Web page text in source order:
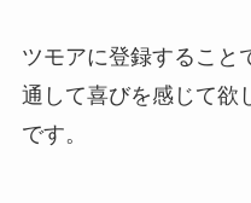
ツモアに登録すること
通して喜びを感じて欲
です。